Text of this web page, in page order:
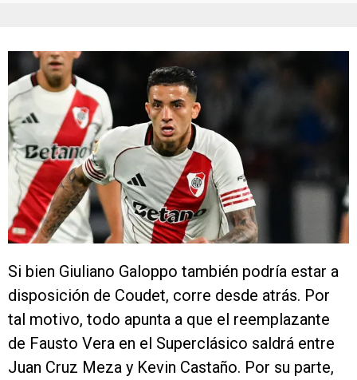
Si bien Giuliano Galoppo también podría estar a
disposición de Coudet, corre desde atrás. Por
tal motivo, todo apunta a que el reemplazante
de Fausto Vera en el Superclásico saldrá entre
Juan Cruz Meza y Kevin Castaño. Por su parte,